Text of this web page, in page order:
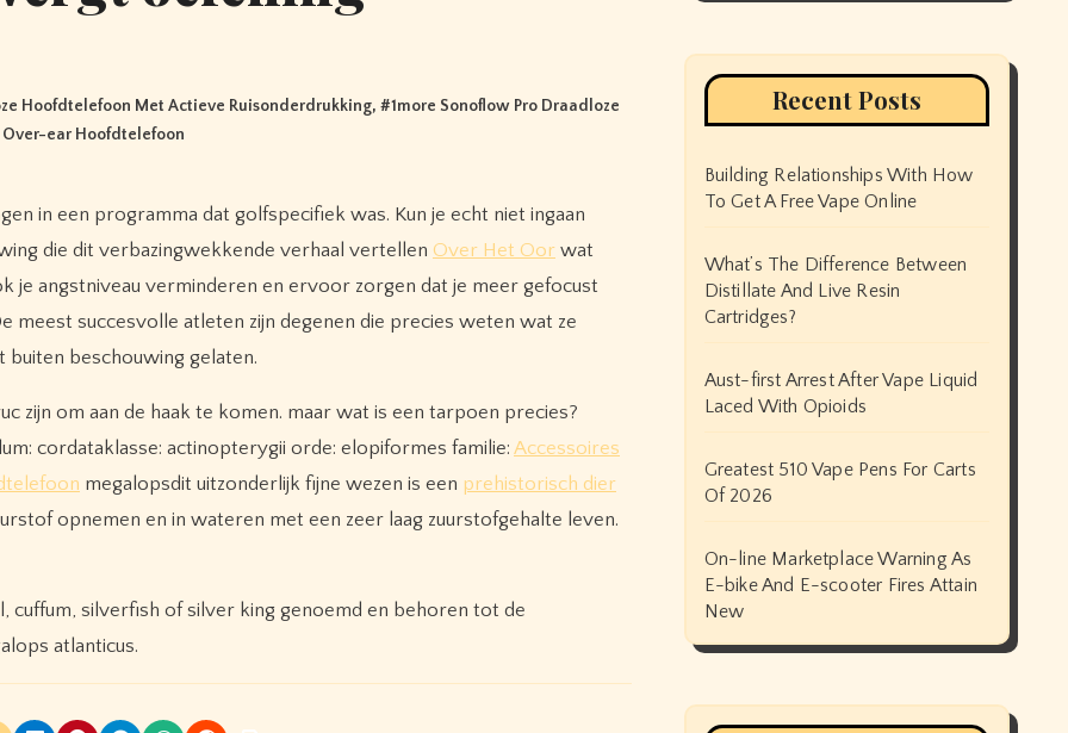
Hoofdtelefoon Met Actieve Ruisonderdrukking, #1more Sonoflow Pro Draadloze
Over-ear Hoofdtelefoon
in een programma dat golfspecifiek was. Kun je echt niet ingaan
die dit verbazingwekkende verhaal vertellen Over Het Oor wat
je angstniveau verminderen en ervoor zorgen dat je meer gefocust
succesvolle atleten zijn degenen die precies weten wat ze
beschouwing gelaten.
zijn om aan de haak te komen. maar wat is een tarpoen precies?
cordataklasse: actinopterygii orde: elopiformes familie: Accessoires
megalopsdit uitzonderlijk fijne wezen is een prehistorisch dier
opnemen en in wateren met een zeer laag zuurstofgehalte leven.
silverfish of silver king genoemd en behoren tot de
atlanticus.
Recent Posts
Building Relationships With How
To Get A Free Vape Online
What’s The Difference Between
Distillate And Live Resin
Cartridges?
Aust-first Arrest After Vape Liquid
Laced With Opioids
Greatest 510 Vape Pens For Carts
Of 2026
On-line Marketplace Warning As
E-bike And E-scooter Fires Attain
New